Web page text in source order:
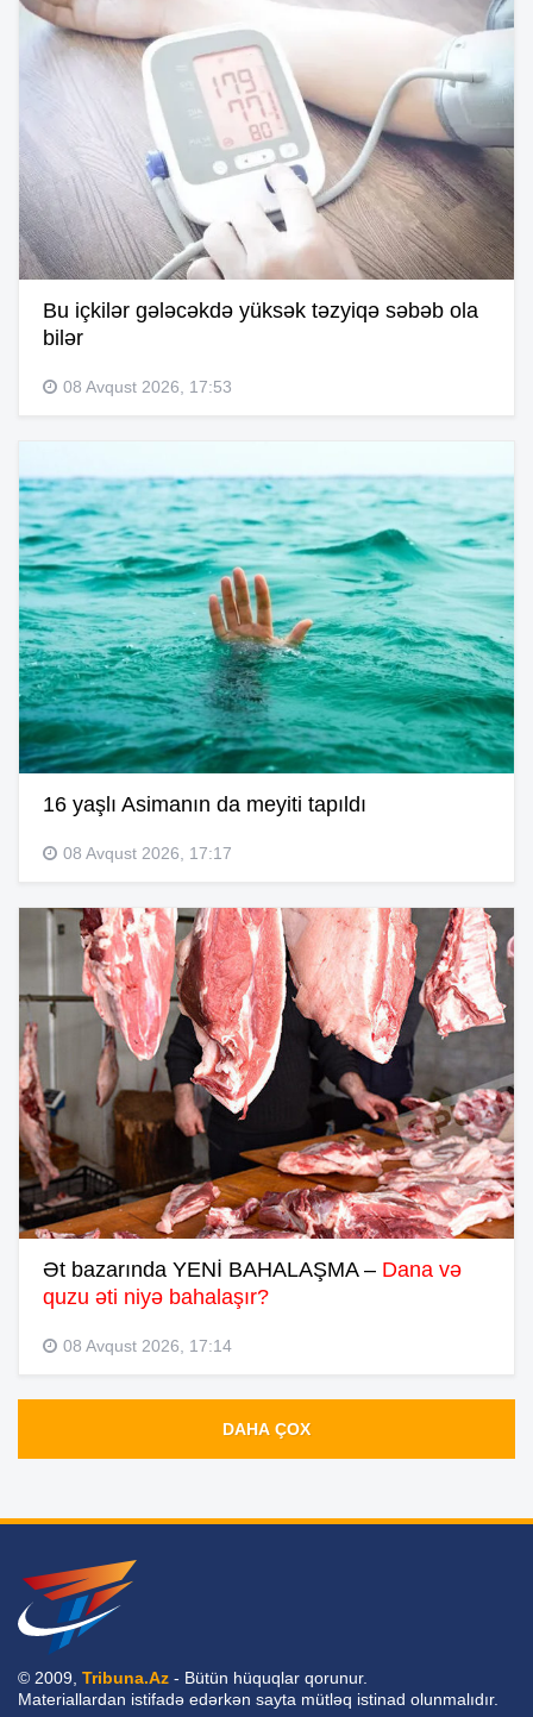
Bu içkilər gələcəkdə yüksək təzyiqə səbəb ola
bilər
08 Avqust 2026, 17:53
16 yaşlı Asimanın da meyiti tapıldı
08 Avqust 2026, 17:17
Ət bazarında YENİ BAHALAŞMA – Dana və
quzu əti niyə bahalaşır?
08 Avqust 2026, 17:14
DAHA ÇOX
© 2009, Tribuna.Az - Bütün hüquqlar qorunur.
Materiallardan istifadə edərkən sayta mütləq istinad olunmalıdır.